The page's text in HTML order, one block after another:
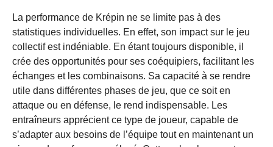
La performance de Krépin ne se limite pas à des
statistiques individuelles. En effet, son impact sur le jeu
collectif est indéniable. En étant toujours disponible, il
crée des opportunités pour ses coéquipiers, facilitant les
échanges et les combinaisons. Sa capacité à se rendre
utile dans différentes phases de jeu, que ce soit en
attaque ou en défense, le rend indispensable. Les
entraîneurs apprécient ce type de joueur, capable de
s’adapter aux besoins de l’équipe tout en maintenant un